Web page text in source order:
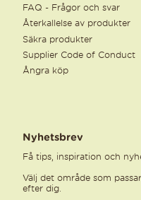
FAQ - Frågor och svar
Återkallelse av produkter
Säkra produkter
Supplier Code of Conduct
Ångra köp
Nyhetsbrev
Få tips, inspiration och
Välj det område som
efter dig.